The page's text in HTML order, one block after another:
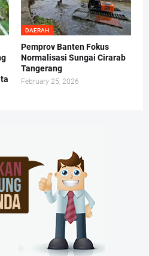
DAERAH
Pemprov Banten Fokus
Normalisasi Sungai Cirarab
Tangerang
February 25, 2026